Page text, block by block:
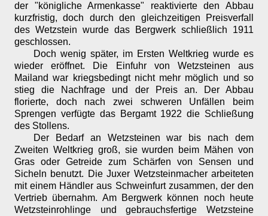
der "königliche Armenkasse" reaktivierte den Abbau
kurzfristig, doch durch den gleichzeitigen Preisverfall
des Wetzstein wurde das Bergwerk schließlich 1911
geschlossen.
Doch wenig später, im Ersten Weltkrieg wurde es
wieder eröffnet. Die Einfuhr von Wetzsteinen aus
Mailand war kriegsbedingt nicht mehr möglich und so
stieg die Nachfrage und der Preis an. Der Abbau
florierte, doch nach zwei schweren Unfällen beim
Sprengen verfügte das Bergamt 1922 die Schließung
des Stollens.
Der Bedarf an Wetzsteinen war bis nach dem
Zweiten Weltkrieg groß, sie wurden beim Mähen von
Gras oder Getreide zum Schärfen von Sensen und
Sicheln benutzt. Die Juxer Wetzsteinmacher arbeiteten
mit einem Händler aus Schweinfurt zusammen, der den
Vertrieb übernahm. Am Bergwerk können noch heute
Wetzsteinrohlinge und gebrauchsfertige Wetzsteine